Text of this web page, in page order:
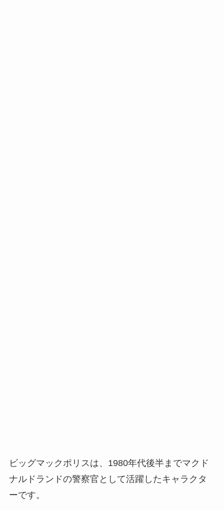
ビッグマックポリスは、1980年代後半までマクド
ナルドランドの警察官として活躍したキャラクタ
ーです。